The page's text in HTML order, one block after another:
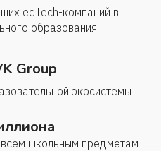
edTech-компаний в
образования
Group
экосистемы
школьным предметам